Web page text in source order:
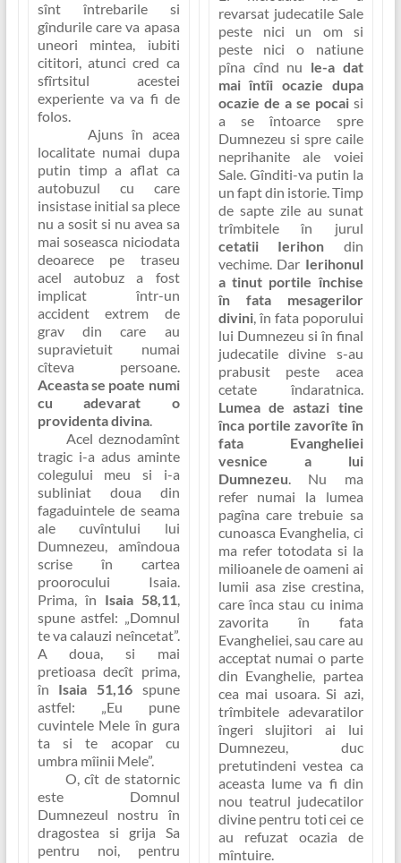
sînt întrebarile si
gîndurile care va apasa
uneori mintea, iubiti
cititori, atunci cred ca
sfîrtsitul acestei
experiente va va fi de
folos.
Ajuns în acea
localitate numai dupa
putin timp a aflat ca
autobuzul cu care
insistase initial sa plece
nu a sosit si nu avea sa
mai soseasca niciodata
deoarece pe traseu
acel autobuz a fost
implicat într-un
accident extrem de
grav din care au
supravietuit numai
cîteva persoane.
Aceasta se poate numi
cu adevarat o
providenta divina.
Acel deznodamînt
tragic i-a adus aminte
colegului meu si i-a
subliniat doua din
fagaduintele de seama
ale cuvîntului lui
Dumnezeu, amîndoua
scrise în cartea
proorocului Isaia.
Prima, în Isaia 58,11,
spune astfel: „Domnul
te va calauzi neîncetat”.
A doua, si mai
pretioasa decît prima,
în Isaia 51,16 spune
astfel: „Eu pune
cuvintele Mele în gura
ta si te acopar cu
umbra mîinii Mele”.
O, cît de statornic
este Domnul
Dumnezeul nostru în
dragostea si grija Sa
pentru noi, pentru
revarsat judecatile Sale
peste nici un om si
peste nici o natiune
pîna cînd nu le-a dat
mai întîi ocazie dupa
ocazie de a se pocaisi
a se întoarce spre
Dumnezeu si spre caile
neprihanite ale voiei
Sale. Gînditi-va putin la
un fapt din istorie. Timp
de sapte zile au sunat
trîmbitele în jurul
cetatii Ierihon din
vechime. Dar Ierihonul
a tinut portile închise
în fata mesagerilor
divini, în fata poporului
lui Dumnezeu si în final
judecatile divine s-au
prabusit peste acea
cetate îndaratnica.
Lumea de astazi tine
înca portile zavorîte în
fata Evangheliei
vesnice a lui
Dumnezeu. Nu ma
refer numai la lumea
pagîna care trebuie sa
cunoasca Evanghelia, ci
ma refer totodata si la
milioanele de oameni ai
lumii asa zise crestina,
care înca stau cu inima
zavorita în fata
Evangheliei, sau care au
acceptat numai o parte
din Evanghelie, partea
cea mai usoara. Si azi,
trîmbitele adevaratilor
îngeri slujitori ai lui
Dumnezeu, duc
pretutindeni vestea ca
aceasta lume va fi din
nou teatrul judecatilor
divine pentru toti cei ce
au refuzat ocazia de
mîntuire.